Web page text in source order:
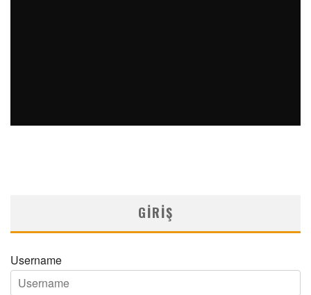
GIRIŞ
Username